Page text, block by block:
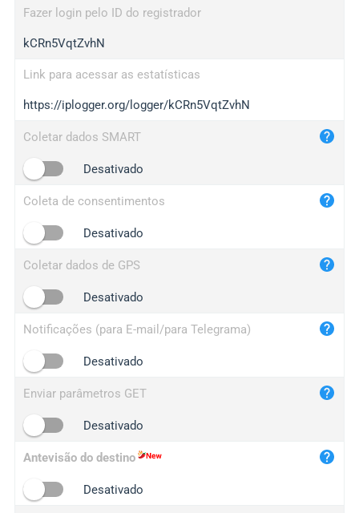
wl.gl
ed.tc
iplogger.com
maper.info
2no.co
yip.su
iplogger.info
Fazer login pelo ID do registrador
kCRn5VqtZvhN
Link para acessar as estatísticas
https://iplogger.org/logger/kCRn5VqtZvhN
Coletar dados SMART
Desativado
Coleta de consentimentos
Desativado
Coletar dados de GPS
Desativado
Notificações (para E-mail/para Telegrama)
Desativado
Enviar parâmetros GET
Desativado
Antevisão do destino
Desativado